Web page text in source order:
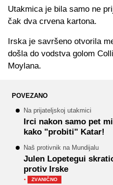
Utakmica je bila samo ne
čak dva crvena kartona.
Irska je savršeno otvorila
došla do vodstva golom
Moylana.
POVEZANO
Na prijateljskoj utakmici
Irci nakon samo pet
kako "probiti" Katar!
Naš protivnik na Mundijalu
Julen Lopetegui
protiv Irske
· ZVANIČNO